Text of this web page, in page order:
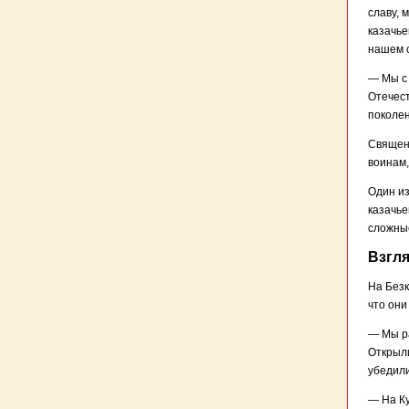
славу,
нашем
— Мы с
Один
На
что
— Мы
— На